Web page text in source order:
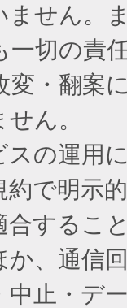
ません。
一切の責
変・翻案
ん。
の運用
約で明示
合するこ
、通信
中止・デ